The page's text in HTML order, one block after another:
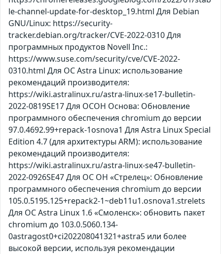
le-channel-update-for-desktop_19.html Для Debian
GNU/Linux: https://security-
tracker.debian.org/tracker/CVE-2022-0310 Для
программных продуктов Novell Inc.:
https://www.suse.com/security/cve/CVE-2022-
0310.html Для ОС Astra Linux: использование
рекомендаций производителя:
https://wiki.astralinux.ru/astra-linux-se17-bulletin-
2022-0819SE17 Для ОСОН Основа: Обновление
программного обеспечения chromium до версии
97.0.4692.99+repack-1osnova1 Для Astra Linux Special
Edition 4.7 (для архитектуры ARM): использование
рекомендаций производителя:
https://wiki.astralinux.ru/astra-linux-se47-bulletin-
2022-0926SE47 Для ОС ОН «Стрелец»: Обновление
программного обеспечения chromium до версии
105.0.5195.125+repack2-1~deb11u1.osnova1.strelets
Для ОС Astra Linux 1.6 «Смоленск»: обновить пакет
chromium до 103.0.5060.134-
0astragost0+ci202208041321+astra5 или более
высокой версии, используя рекомендации